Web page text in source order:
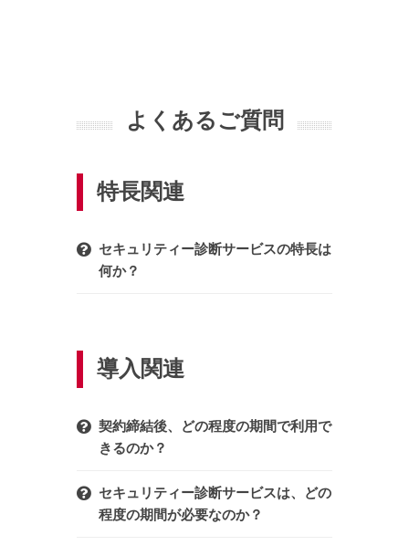
よくあるご質問
特長関連
セキュリティー診断サービスの特長は
何か？
導入関連
契約締結後、どの程度の期間で利用で
きるのか？
セキュリティー診断サービスは、どの
程度の期間が必要なのか？